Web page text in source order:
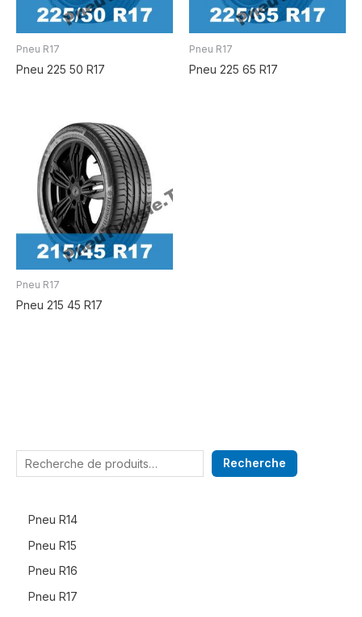
Recherche
Pneu R14
Pneu R15
Pneu R16
Pneu R17
Pneu R17
Pneu 225 50 R17
Pneu R17
Pneu 225 65 R17
Pneu R17
Pneu 215 45 R17